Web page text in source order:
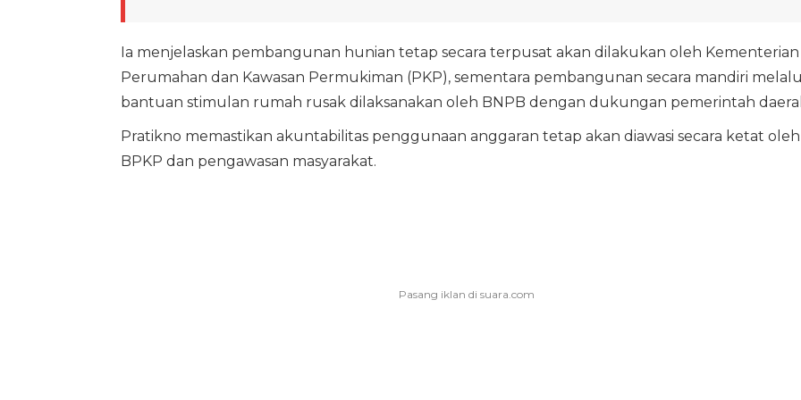
Ia menjelaskan pembangunan hunian tetap secara terpusat akan dilakukan oleh Kementerian
Perumahan dan Kawasan Permukiman (PKP), sementara pembangunan secara mandiri
bantuan stimulan rumah rusak dilaksanakan oleh BNPB dengan dukungan pemerintah
Pratikno memastikan akuntabilitas penggunaan anggaran tetap akan diawasi secara ketat oleh
BPKP dan pengawasan masyarakat.